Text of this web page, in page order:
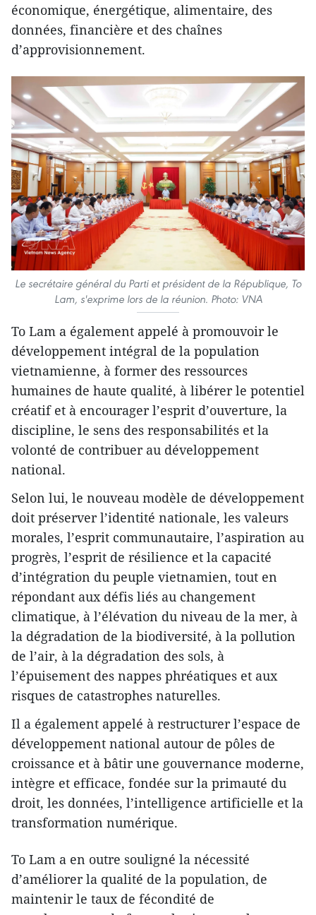
économique, énergétique, alimentaire, des
données, financière et des chaînes
d’approvisionnement.
Le secrétaire général du Parti et président de la République, To
Lam, s'exprime lors de la réunion. Photo: VNA
To Lam a également appelé à promouvoir le
développement intégral de la population
vietnamienne, à former des ressources
humaines de haute qualité, à libérer le potentiel
créatif et à encourager l’esprit d’ouverture, la
discipline, le sens des responsabilités et la
volonté de contribuer au développement
national.
Selon lui, le nouveau modèle de développement
doit préserver l’identité nationale, les valeurs
morales, l’esprit communautaire, l’aspiration au
progrès, l’esprit de résilience et la capacité
d’intégration du peuple vietnamien, tout en
répondant aux défis liés au changement
climatique, à l’élévation du niveau de la mer, à
la dégradation de la biodiversité, à la pollution
de l’air, à la dégradation des sols, à
l’épuisement des nappes phréatiques et aux
risques de catastrophes naturelles.
Il a également appelé à restructurer l’espace de
développement national autour de pôles de
croissance et à bâtir une gouvernance moderne,
intègre et efficace, fondée sur la primauté du
droit, les données, l’intelligence artificielle et la
transformation numérique.
To Lam a en outre souligné la nécessité
d’améliorer la qualité de la population, de
maintenir le taux de fécondité de